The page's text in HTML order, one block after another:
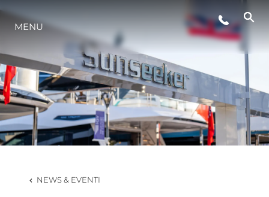
LIFESTYLE
INNOVAZIONE
L'AZIENDA
MENU
NEWS & EVENTI